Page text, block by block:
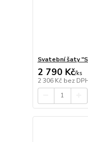
Svatební šaty
2 790 Kč/ks
2 306 Kč bez